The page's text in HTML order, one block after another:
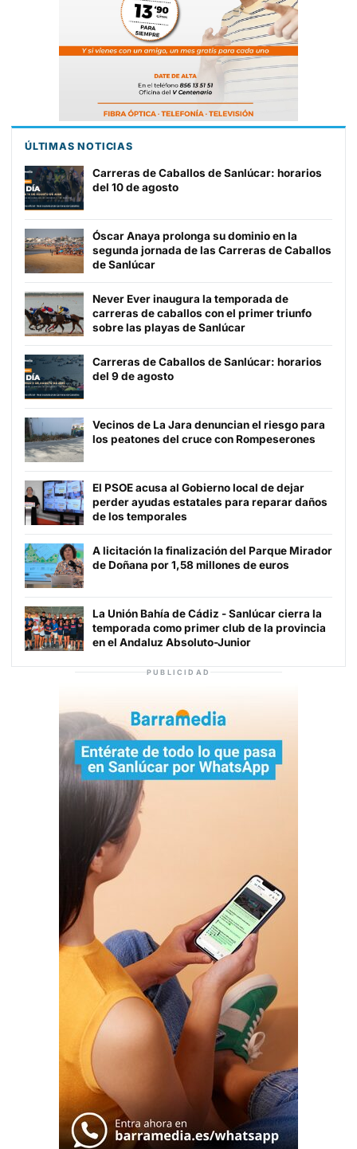
ÚLTIMAS NOTICIAS
Carreras de Caballos de Sanlúcar: horarios
del 10 de agosto
Óscar Anaya prolonga su dominio en la
segunda jornada de las Carreras de Caballos
de Sanlúcar
Never Ever inaugura la temporada de
carreras de caballos con el primer triunfo
sobre las playas de Sanlúcar
Carreras de Caballos de Sanlúcar: horarios
del 9 de agosto
Vecinos de La Jara denuncian el riesgo para
los peatones del cruce con Rompeserones
El PSOE acusa al Gobierno local de dejar
perder ayudas estatales para reparar daños
de los temporales
A licitación la finalización del Parque Mirador
de Doñana por 1,58 millones de euros
La Unión Bahía de Cádiz - Sanlúcar cierra la
temporada como primer club de la provincia
en el Andaluz Absoluto-Junior
PUBLICIDAD